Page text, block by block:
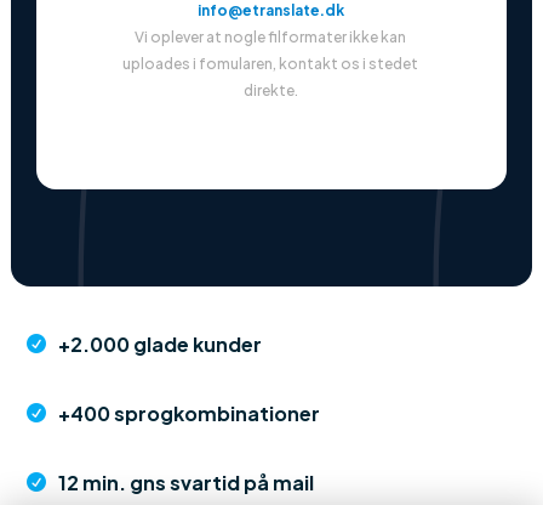
info@etranslate.dk
Vi oplever at nogle filformater ikke kan
uploades i fomularen, kontakt os i stedet
direkte.
 +2.000 glade kunder
 +400 sprogkombinationer
 12 min. gns svartid på mail